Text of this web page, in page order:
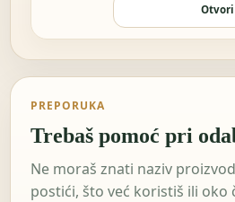
PREPORUKA
Trebaš pomoć pri
Ne moraš znati naziv
postići, što već koristiš ili oko